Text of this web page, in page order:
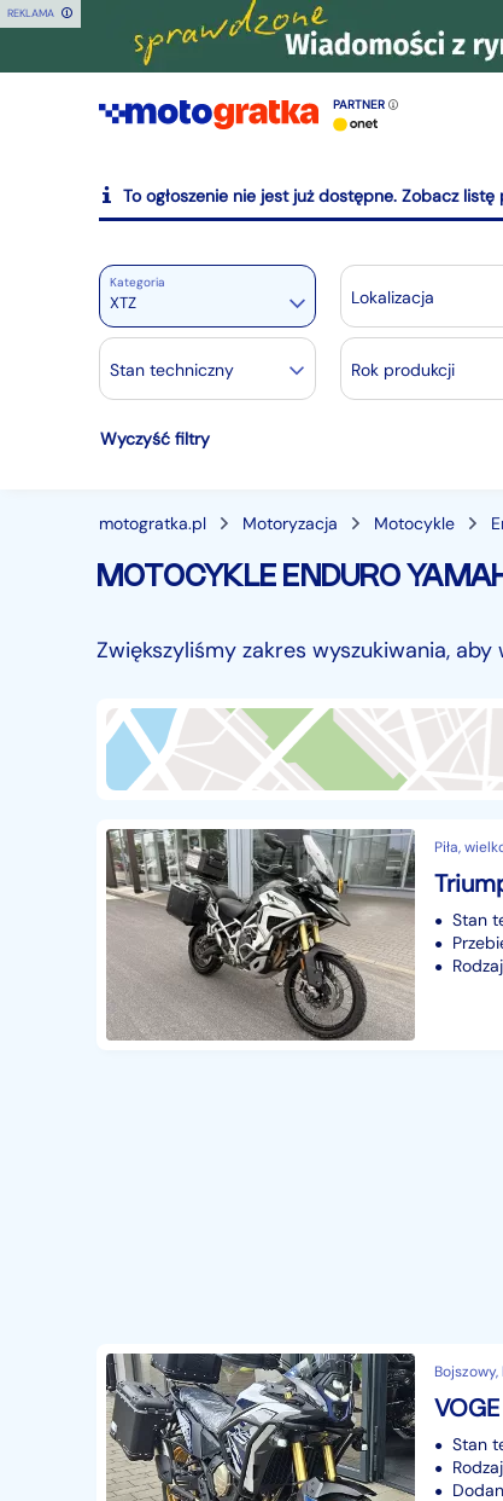
REKLAMA
PARTNER
To ogłoszenie nie jest już dostępne. Zobacz listę
Kategoria
XTZ
Motoryzacja
Osobowe
Dostawcze 3515
Autobusy
Przyczepy i naczepy 427
Części motocyklowe 1
Pojazdy specjalistyczne
Pozostałe 1065
Lokalizacja
Stan techniczny Rok produkcji
Wyczyść filtry
motogratka.pl Motoryzacja Motocykle
MOTOCYKLE ENDURO
Zwiększyliśmy zakres wyszukiwania,
Piła,
Stan
Stan